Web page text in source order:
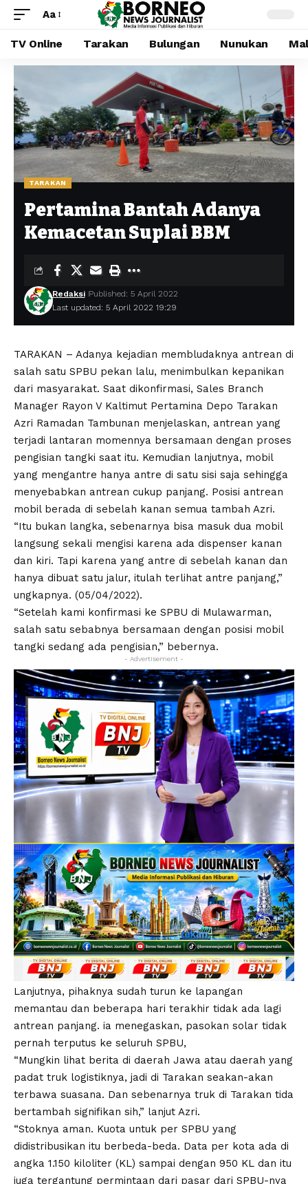
Aa
TV Online Tarakan Bulungan Nunukan
TARAKAN
Pertamina Bantah Adanya
Kemacetan Suplai BBM
Last updated: 5 April 2022 19:29
Redaksi Published: 5 April 2022
TARAKAN – Adanya kejadian membludaknya antrean di
salah satu SPBU pekan lalu, menimbulkan kepanikan
dari masyarakat. Saat dikonfirmasi, Sales Branch
Manager Rayon V Kaltimut Pertamina Depo Tarakan
Azri Ramadan Tambunan menjelaskan, antrean yang
terjadi lantaran momennya bersamaan dengan proses
pengisian tangki saat itu. Kemudian lanjutnya, mobil
yang mengantre hanya antre di satu sisi saja sehingga
menyebabkan antrean cukup panjang. Posisi antrean
mobil berada di sebelah kanan semua tambah Azri.
“Itu bukan langka, sebenarnya bisa masuk dua mobil
langsung sekali mengisi karena ada dispenser kanan
dan kiri. Tapi karena yang antre di sebelah kanan dan
hanya dibuat satu jalur, itulah terlihat antre panjang,”
ungkapnya. (05/04/2022).
“Setelah kami konfirmasi ke SPBU di Mulawarman,
salah satu sebabnya bersamaan dengan posisi mobil
tangki sedang ada pengisian,” bebernya.
- Advertisement -
Lanjutnya, pihaknya sudah turun ke lapangan
memantau dan beberapa hari terakhir tidak ada lagi
antrean panjang. ia menegaskan, pasokan solar tidak
pernah terputus ke seluruh SPBU,
“Mungkin lihat berita di daerah Jawa atau daerah yang
padat truk logistiknya, jadi di Tarakan seakan-akan
terbawa suasana. Dan sebenarnya truk di Tarakan tida
bertambah signifikan sih,” lanjut Azri.
“Stoknya aman. Kuota untuk per SPBU yang
didistribusikan itu berbeda-beda. Data per kota ada di
angka 1.150 kiloliter (KL) sampai dengan 950 KL dan itu
juga tergantung permintaan dari pasar dari SPBU-nya